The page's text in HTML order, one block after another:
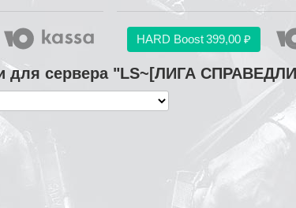
HARD Boost399,00 ₽
для сервера "LS~[ЛИГА